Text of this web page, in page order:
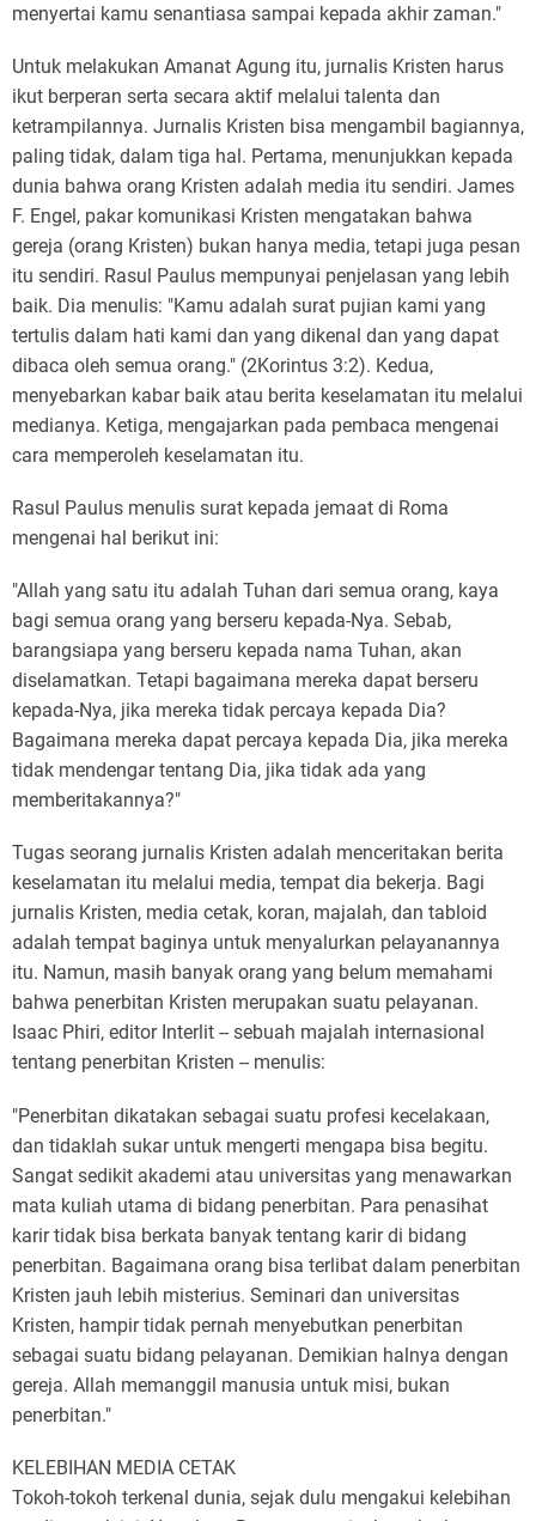
menyertai kamu senantiasa sampai kepada akhir zaman."
Untuk melakukan Amanat Agung itu, jurnalis Kristen harus
ikut berperan serta secara aktif melalui talenta dan
ketrampilannya. Jurnalis Kristen bisa mengambil bagiannya,
paling tidak, dalam tiga hal. Pertama, menunjukkan kepada
dunia bahwa orang Kristen adalah media itu sendiri. James
F. Engel, pakar komunikasi Kristen mengatakan bahwa
gereja (orang Kristen) bukan hanya media, tetapi juga pesan
itu sendiri. Rasul Paulus mempunyai penjelasan yang lebih
baik. Dia menulis: "Kamu adalah surat pujian kami yang
tertulis dalam hati kami dan yang dikenal dan yang dapat
dibaca oleh semua orang." (2Korintus 3:2). Kedua,
menyebarkan kabar baik atau berita keselamatan itu melalui
medianya. Ketiga, mengajarkan pada pembaca mengenai
cara memperoleh keselamatan itu.
Rasul Paulus menulis surat kepada jemaat di Roma
mengenai hal berikut ini:
"Allah yang satu itu adalah Tuhan dari semua orang, kaya
bagi semua orang yang berseru kepada-Nya. Sebab,
barangsiapa yang berseru kepada nama Tuhan, akan
diselamatkan. Tetapi bagaimana mereka dapat berseru
kepada-Nya, jika mereka tidak percaya kepada Dia?
Bagaimana mereka dapat percaya kepada Dia, jika mereka
tidak mendengar tentang Dia, jika tidak ada yang
memberitakannya?"
Tugas seorang jurnalis Kristen adalah menceritakan berita
keselamatan itu melalui media, tempat dia bekerja. Bagi
jurnalis Kristen, media cetak, koran, majalah, dan tabloid
adalah tempat baginya untuk menyalurkan pelayanannya
itu. Namun, masih banyak orang yang belum memahami
bahwa penerbitan Kristen merupakan suatu pelayanan.
Isaac Phiri, editor Interlit -- sebuah majalah internasional
tentang penerbitan Kristen -- menulis:
"Penerbitan dikatakan sebagai suatu profesi kecelakaan,
dan tidaklah sukar untuk mengerti mengapa bisa begitu.
Sangat sedikit akademi atau universitas yang menawarkan
mata kuliah utama di bidang penerbitan. Para penasihat
karir tidak bisa berkata banyak tentang karir di bidang
penerbitan. Bagaimana orang bisa terlibat dalam penerbitan
Kristen jauh lebih misterius. Seminari dan universitas
Kristen, hampir tidak pernah menyebutkan penerbitan
sebagai suatu bidang pelayanan. Demikian halnya dengan
gereja. Allah memanggil manusia untuk misi, bukan
penerbitan."
KELEBIHAN MEDIA CETAK
Tokoh-tokoh terkenal dunia, sejak dulu mengakui kelebihan